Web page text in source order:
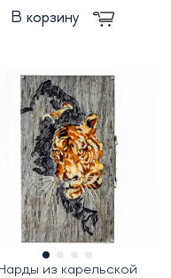
В корзину
из карельской